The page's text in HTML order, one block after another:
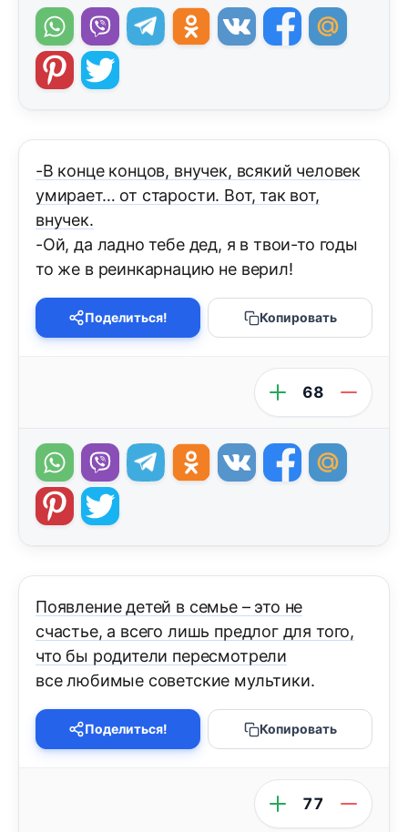
-В конце концов, внучек, всякий человек
умирает… от старости. Вот, так вот,
внучек.
-Ой, да ладно тебе дед, я в твои-то годы
то же в реинкарнацию не верил!
Поделиться! Копировать
68
Появление детей в семье – это не
счастье, а всего лишь предлог для того,
что бы родители пересмотрели
все любимые советские мультики.
Поделиться! Копировать
77